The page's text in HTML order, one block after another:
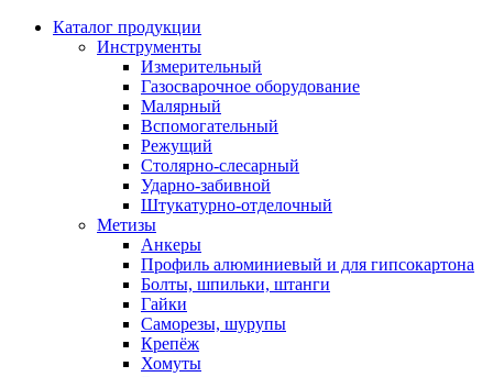
Каталог продукции
Инструменты
Измерительный
Газосварочное оборудование
Малярный
Вспомогательный
Режущий
Столярно-слесарный
Ударно-забивной
Штукатурно-отделочный
Метизы
Анкеры
Профиль алюминиевый и для гипсокартона
Болты, шпильки, штанги
Гайки
Саморезы, шурупы
Крепёж
Хомуты